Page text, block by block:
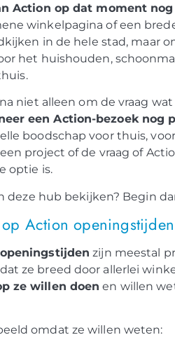
Action op dat moment
winkelpagina of een
in de hele stad, maar
het huishouden,
niet alleen om de vraag
een Action-bezoek nog
boodschap voor thuis,
project of de vraag of
optie is.
deze hub bekijken? Begin
Action
zijn meestal
ze breed door allerlei
ze willen doen en willen
omdat ze willen weten: